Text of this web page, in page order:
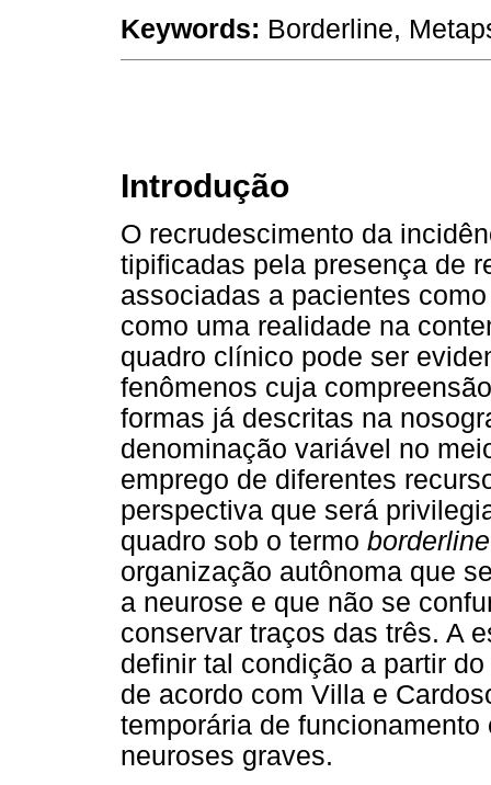
Keywords: Borderline,
Introdução
O recrudescimento da
tipificadas pela presença de
associadas a pacientes
como uma realidade na
quadro clínico pode ser
fenômenos cuja
formas já descritas na
denominação variável no
emprego de diferentes
perspectiva que será
quadro sob o termo borderline
organização autônoma que
a neurose e que não se
conservar traços das três. A
definir tal condição a partir
de acordo com Villa e
temporária de
neuroses graves.